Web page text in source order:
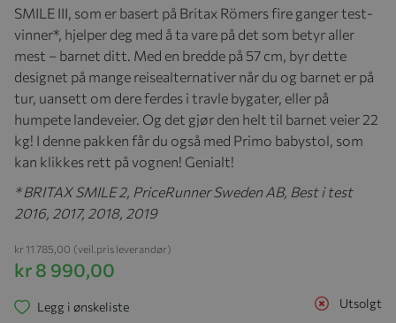
SMILE III, som er basert på Britax Römers fire ganger test-
vinner*, hjelper deg med å ta vare på det som betyr aller
mest – barnet ditt. Med en bredde på 57 cm, byr dette
designet på mange reisealternativer når du og barnet er på
tur, uansett om dere ferdes i travle bygater, eller på
humpete landeveier. Og det gjør den helt til barnet veier 22
kg! I denne pakken får du også med Primo babystol, som
kan klikkes rett på vognen! Genialt!
* BRITAX SMILE 2, PriceRunner Sweden AB, Best i test
2016, 2017, 2018, 2019
kr 8 990,00
(veil.pris leverandør)
kr 11 785,00
Utsolgt
Legg i ønskeliste